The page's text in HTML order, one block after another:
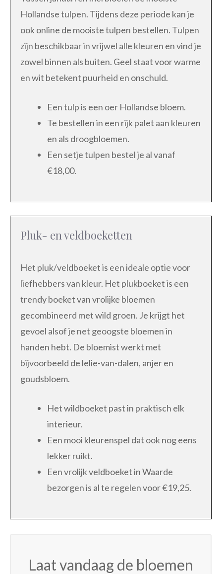
Hollandse tulpen. Tijdens deze periode kan je
ook online de mooiste tulpen bestellen. Tulpen
zijn beschikbaar in vrijwel alle kleuren en vind je
zowel binnen als buiten. Geel staat voor warme
en wit betekent puurheid en onschuld.
Een tulp is een oer Hollandse bloem.
Te bestellen in een rijk palet aan kleuren
en als droogbloemen.
Een setje tulpen bestel je al vanaf
€18,00.
Pluk- en veldboeketten
Het pluk/veldboeket is een ideale optie voor
liefhebbers van kleur. Het plukboeket is een
trendy boeket van vrolijke bloemen
gecombineerd met wild groen. Je krijgt het
gevoel alsof je net geoogste bloemen in
handen hebt. De bloemist werkt met
bijvoorbeeld de lelie-van-dalen, anjer en
goudsbloem.
Het wildboeket past in praktisch elk
interieur.
Een mooi kleurenspel dat ook nog eens
lekker ruikt.
Een vrolijk veldboeket in Waarde
bezorgen is al te regelen voor €19,25.
Laat vandaag de bloemen